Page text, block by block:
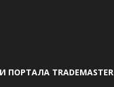
ПОРТАЛА TRADEMASTER